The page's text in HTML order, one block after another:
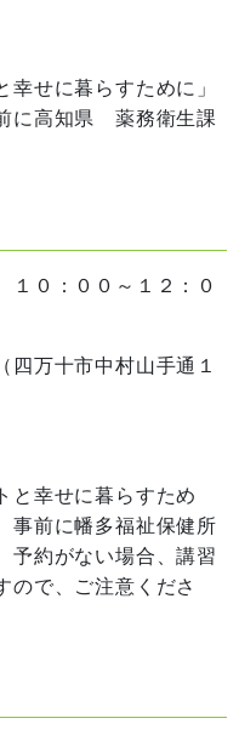
せに暮らすために」
に高知県 薬務衛生課
０：００～１２：０
市中村山手通１
と幸せに暮らすため
事前に幡多福祉保健所
予約がない場合、講習
ので、ご注意くださ